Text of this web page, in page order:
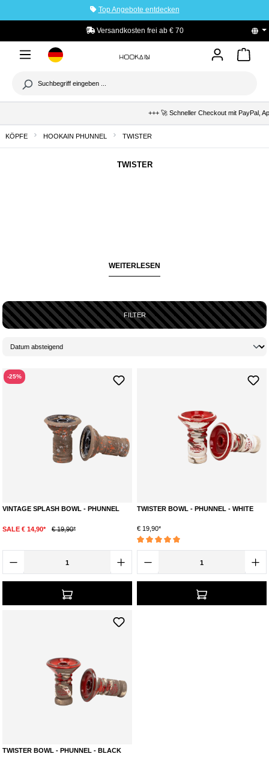
Top Angebote entdecken
Versandkosten frei ab € 70 PayPal
+++ 🚀 Schneller Checkout mit PayPal,
KÖPFE HOOKAIN PHUNNEL TWISTER
TWISTER
WEITERLESEN
FILTER
-25%
VINTAGE SPLASH BOWL - PHUNNEL
SALE € 14,90* € 19,90*
TWISTER BOWL - PHUNNEL - WHITE
€ 19,90*
Durchschnittliche Bewertung von 5 von 5
TWISTER BOWL - PHUNNEL - BLACK